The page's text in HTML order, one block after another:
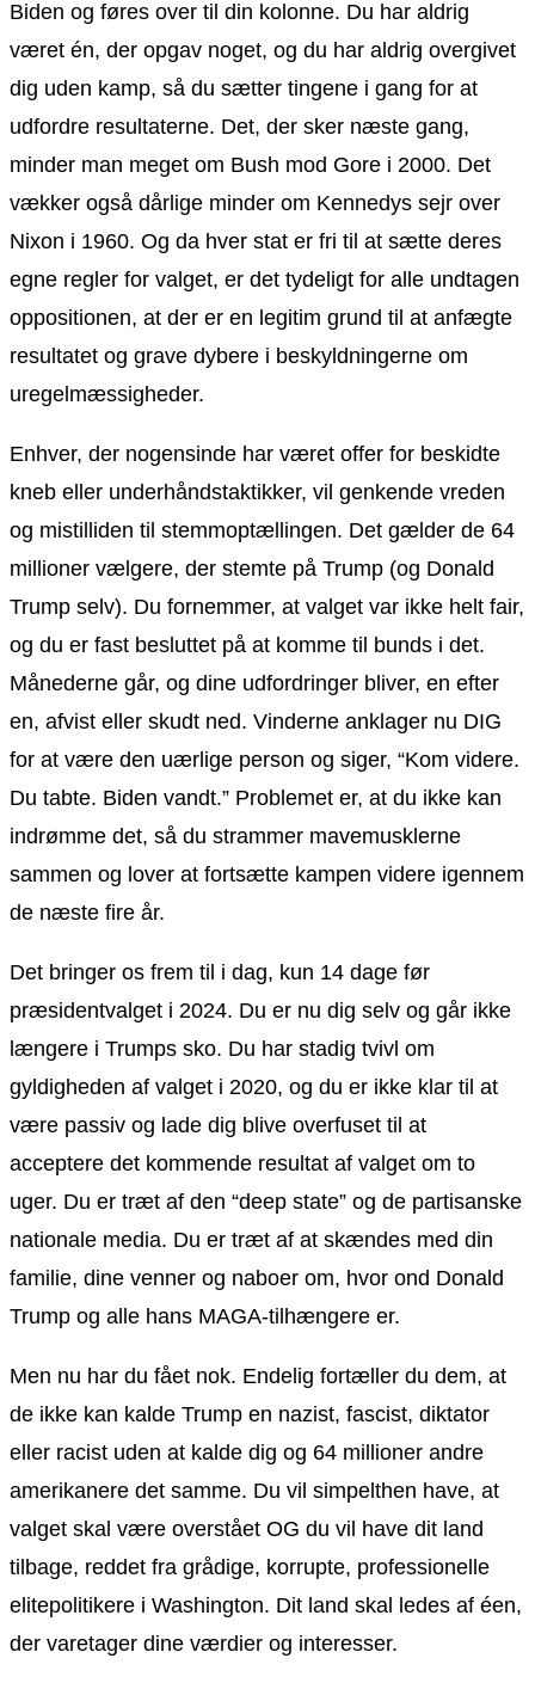
Biden og føres over til din kolonne. Du har aldrig
været én, der opgav noget, og du har aldrig overgivet
dig uden kamp, så du sætter tingene i gang for at
udfordre resultaterne. Det, der sker næste gang,
minder man meget om Bush mod Gore i 2000. Det
vækker også dårlige minder om Kennedys sejr over
Nixon i 1960. Og da hver stat er fri til at sætte deres
egne regler for valget, er det tydeligt for alle undtagen
oppositionen, at der er en legitim grund til at anfægte
resultatet og grave dybere i beskyldningerne om
uregelmæssigheder.
Enhver, der nogensinde har været offer for beskidte
kneb eller underhåndstaktikker, vil genkende vreden
og mistilliden til stemmoptællingen. Det gælder de 64
millioner vælgere, der stemte på Trump (og Donald
Trump selv). Du fornemmer, at valget var ikke helt fair,
og du er fast besluttet på at komme til bunds i det.
Månederne går, og dine udfordringer bliver, en efter
en, afvist eller skudt ned. Vinderne anklager nu DIG
for at være den uærlige person og siger, “Kom videre.
Du tabte. Biden vandt.” Problemet er, at du ikke kan
indrømme det, så du strammer mavemusklerne
sammen og lover at fortsætte kampen videre igennem
de næste fire år.
Det bringer os frem til i dag, kun 14 dage før
præsidentvalget i 2024. Du er nu dig selv og går ikke
længere i Trumps sko. Du har stadig tvivl om
gyldigheden af valget i 2020, og du er ikke klar til at
være passiv og lade dig blive overfuset til at
acceptere det kommende resultat af valget om to
uger. Du er træt af den “deep state” og de partisanske
nationale media. Du er træt af at skændes med din
familie, dine venner og naboer om, hvor ond Donald
Trump og alle hans MAGA-tilhængere er.
Men nu har du fået nok. Endelig fortæller du dem, at
de ikke kan kalde Trump en nazist, fascist, diktator
eller racist uden at kalde dig og 64 millioner andre
amerikanere det samme. Du vil simpelthen have, at
valget skal være overstået OG du vil have dit land
tilbage, reddet fra grådige, korrupte, professionelle
elitepolitikere i Washington. Dit land skal ledes af éen,
der varetager dine værdier og interesser.